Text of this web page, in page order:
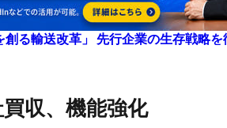
る輸送改革」 先行企業の生存戦略を
買収、機能強化